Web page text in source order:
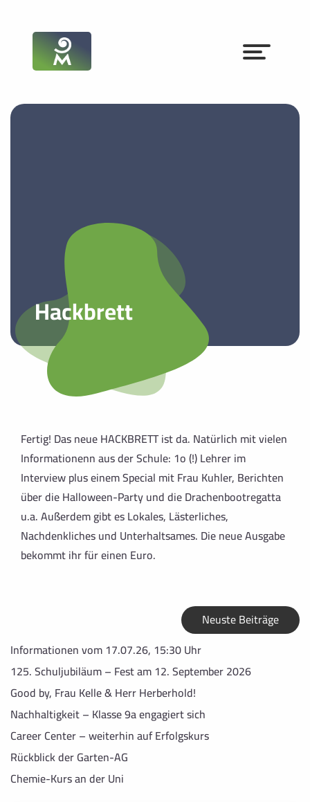
Hackbrett
Fertig! Das neue HACKBRETT ist da. Natürlich mit vielen
Informationenn aus der Schule: 1o (!) Lehrer im
Interview plus einem Special mit Frau Kuhler, Berichten
über die Halloween-Party und die Drachenbootregatta
u.a. Außerdem gibt es Lokales, Lästerliches,
Nachdenkliches und Unterhaltsames. Die neue Ausgabe
bekommt ihr für einen Euro.
Neuste Beiträge
Informationen vom 17.07.26, 15:30 Uhr
125. Schuljubiläum – Fest am 12. September 2026
Good by, Frau Kelle & Herr Herberhold!
Nachhaltigkeit – Klasse 9a engagiert sich
Career Center – weiterhin auf Erfolgskurs
Rückblick der Garten-AG
Chemie-Kurs an der Uni